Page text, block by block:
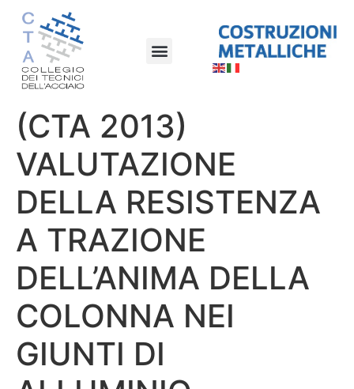
(CTA 2013)
VALUTAZIONE
DELLA RESISTENZA
A TRAZIONE
DELL’ANIMA DELLA
COLONNA NEI
GIUNTI DI